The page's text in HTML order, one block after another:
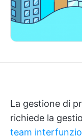
La gestione di
richiede la
team